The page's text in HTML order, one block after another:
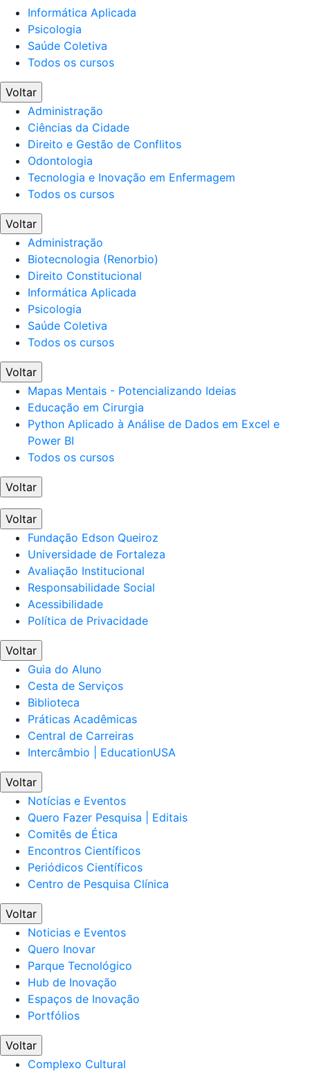
Informática Aplicada
Psicologia
Saúde Coletiva
Todos os cursos
Voltar
Administração
Ciências da Cidade
Direito e Gestão de Conflitos
Odontologia
Tecnologia e Inovação em Enfermagem
Todos os cursos
Voltar
Administração
Biotecnologia (Renorbio)
Direito Constitucional
Informática Aplicada
Psicologia
Saúde Coletiva
Todos os cursos
Voltar
Mapas Mentais - Potencializando Ideias
Educação em Cirurgia
Python Aplicado à Análise de Dados em Excel e
Power BI
Todos os cursos
Voltar
Voltar
Fundação Edson Queiroz
Universidade de Fortaleza
Avaliação Institucional
Responsabilidade Social
Acessibilidade
Política de Privacidade
Voltar
Guia do Aluno
Cesta de Serviços
Biblioteca
Práticas Acadêmicas
Central de Carreiras
Intercâmbio | EducationUSA
Voltar
Notícias e Eventos
Quero Fazer Pesquisa | Editais
Comitês de Ética
Encontros Científicos
Periódicos Científicos
Centro de Pesquisa Clínica
Voltar
Noticias e Eventos
Quero Inovar
Parque Tecnológico
Hub de Inovação
Espaços de Inovação
Portfólios
Voltar
Complexo Cultural